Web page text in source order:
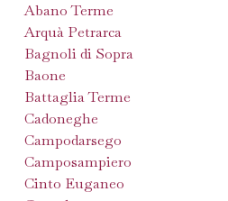
Abano Terme
Arquà Petrarca
Bagnoli di Sopra
Baone
Battaglia Terme
Cadoneghe
Campodarsego
Camposampiero
Cinto Euganeo